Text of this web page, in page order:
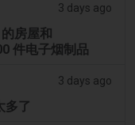
3 days ago
房屋和
件电子烟制品
3 days ago
多了